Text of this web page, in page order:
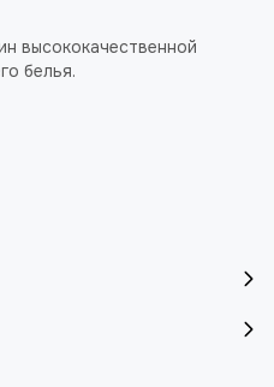
высококачественной
белья.